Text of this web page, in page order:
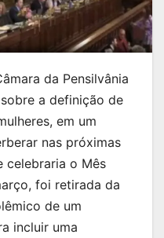
da Pensilvânia
a definição de
em um
nas próximas
celebraria o Mês
foi retirada da
de um
incluir uma